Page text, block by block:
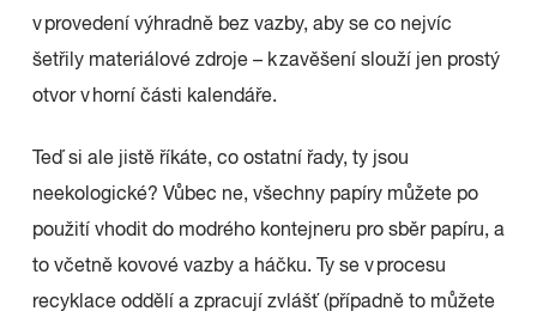
v provedení výhradně bez vazby, aby se co nejvíc
šetřily materiálové zdroje – k zavěšení slouží jen prostý
otvor v horní části kalendáře.
Teď si ale jistě říkáte, co ostatní řady, ty jsou
neekologické? Vůbec ne, všechny papíry můžete po
použití vhodit do modrého kontejneru pro sběr papíru, a
to včetně kovové vazby a háčku. Ty se v procesu
recyklace oddělí a zpracují zvlášť (případně to můžete